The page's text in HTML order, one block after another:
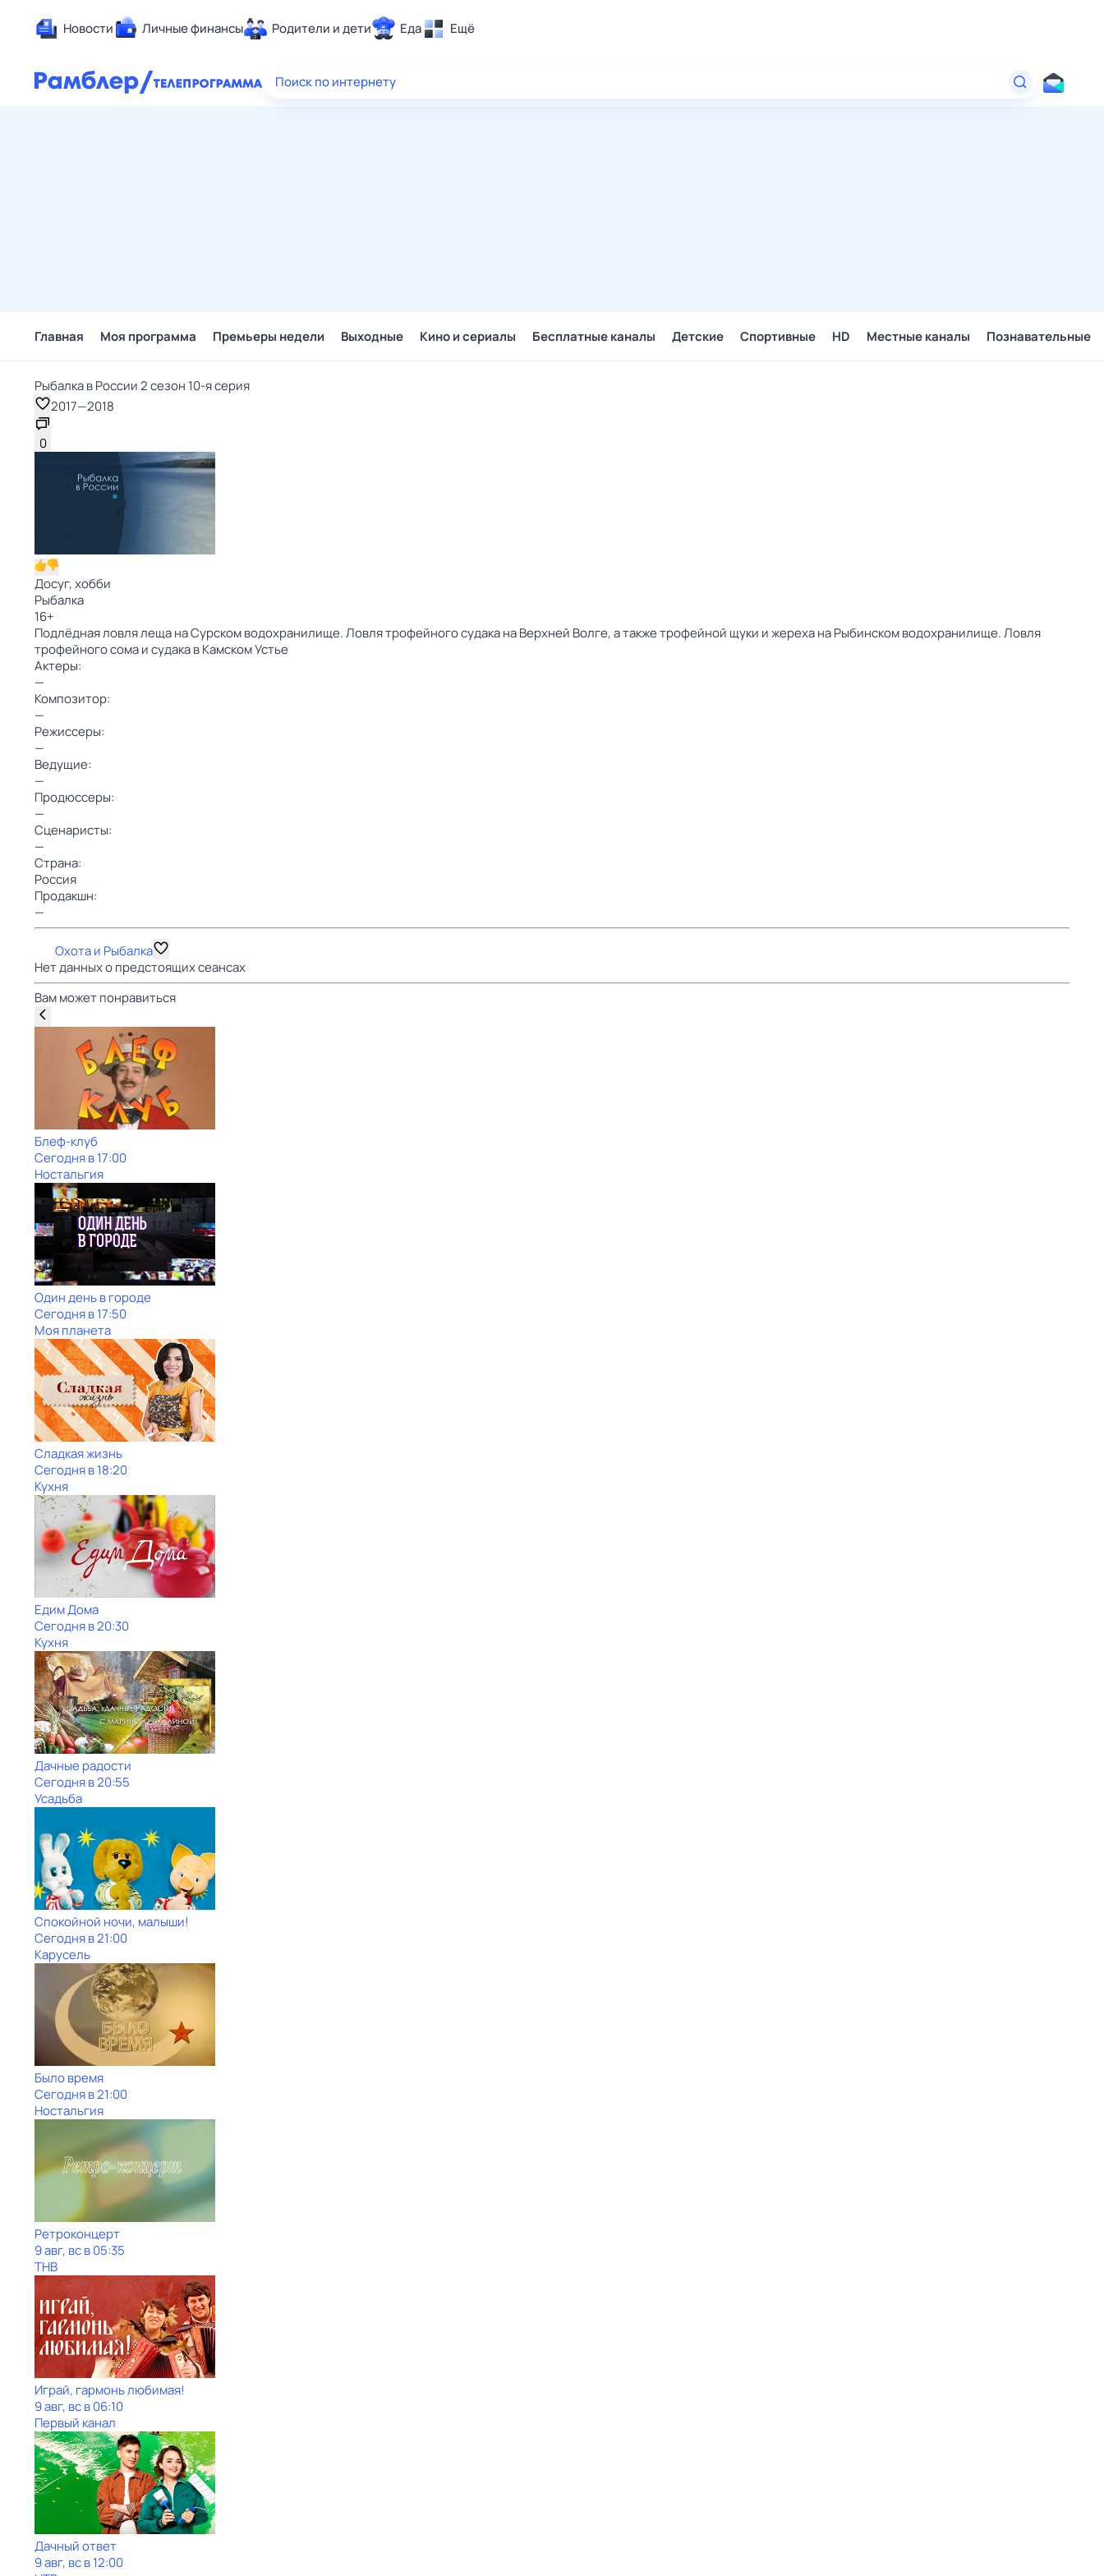
Новости Личные финансы Родители и дети Еда Ещё
Здоровье
Поиск по интернету
Главная Моя программа Премьеры недели Выходные Кино и сериалы Бесплатные каналы Детские Спортивные HD Местные каналы Познавательные
Рыбалка в России 2 сезон 10-я серия
2017—2018
0
Досуг, хобби
Рыбалка
16+
Подлёдная ловля леща на Сурском водохранилище. Ловля трофейного судака на Верхней Волге, а также трофейной щуки и жереха на Рыбинском водохранилище. Ловля
трофейного сома и судака в Камском Устье
Актеры:
—
Композитор:
—
Режиссеры:
—
Ведущие:
—
Продюссеры:
—
Сценаристы:
—
Страна:
Россия
Продакшн:
—
Охота и Рыбалка
Нет данных о предстоящих сеансах
Вам может понравиться
Блеф-клуб
Сегодня в 17:00
Ностальгия
Один день в городе
Сегодня в 17:50
Моя планета
Сладкая жизнь
Сегодня в 18:20
Кухня
Едим Дома
Сегодня в 20:30
Кухня
Дачные радости
Сегодня в 20:55
Усадьба
Спокойной ночи, малыши!
Сегодня в 21:00
Карусель
Было время
Сегодня в 21:00
Ностальгия
Ретроконцерт
9 авг, вс в 05:35
ТНВ
Играй, гармонь любимая!
9 авг, вс в 06:10
Первый канал
Дачный ответ
9 авг, вс в 12:00